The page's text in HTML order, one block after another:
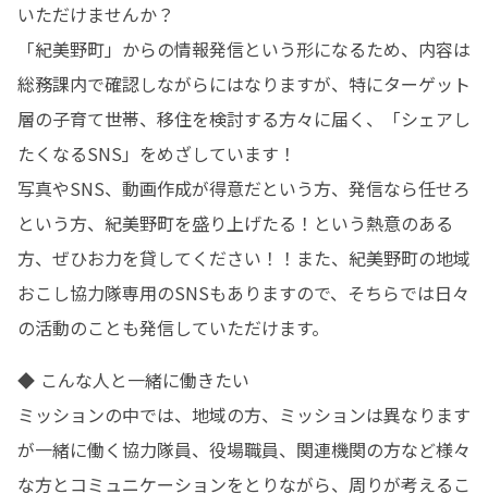
いただけませんか？
「紀美野町」からの情報発信という形になるため、内容は
総務課内で確認しながらにはなりますが、特にターゲット
層の子育て世帯、移住を検討する方々に届く、「シェアし
たくなるSNS」をめざしています！
写真やSNS、動画作成が得意だという方、発信なら任せろ
という方、紀美野町を盛り上げたる！という熱意のある
方、ぜひお力を貸してください！！また、紀美野町の地域
おこし協力隊専用のSNSもありますので、そちらでは日々
の活動のことも発信していただけます。
◆ こんな人と一緒に働きたい
ミッションの中では、地域の方、ミッションは異なります
が一緒に働く協力隊員、役場職員、関連機関の方など様々
な方とコミュニケーションをとりながら、周りが考えるこ